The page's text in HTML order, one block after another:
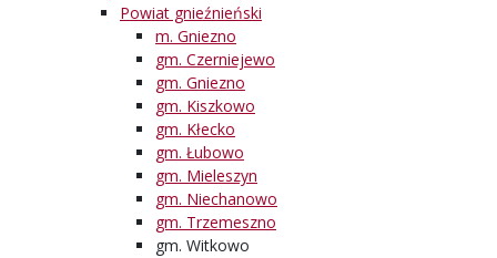
Powiat gnieźnieński
m. Gniezno
gm. Czerniejewo
gm. Gniezno
gm. Kiszkowo
gm. Kłecko
gm. Łubowo
gm. Mieleszyn
gm. Niechanowo
gm. Trzemeszno
gm. Witkowo